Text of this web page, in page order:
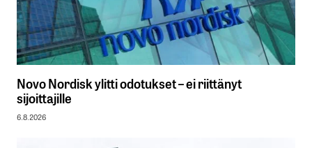
Novo Nordisk ylitti odotukset – ei riittänyt
sijoittajille
6.8.2026